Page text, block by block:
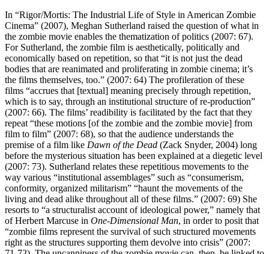
In “Rigor/Mortis: The Industrial Life of Style in American Zombie
Cinema” (2007), Meghan Sutherland raised the question of what in
the zombie movie enables the thematization of politics (2007: 67).
For Sutherland, the zombie film is aesthetically, politically and
economically based on repetition, so that “it is not just the dead
bodies that are reanimated and proliferating in zombie cinema; it’s
the films themselves, too.” (2007: 64) The profileration of these
films “accrues that [textual] meaning precisely through repetition,
which is to say, through an institutional structure of re-production”
(2007: 66). The films’ readibility is facilitated by the fact that they
repeat “these motions [of the zombie and the zombie movie] from
film to film” (2007: 68), so that the audience understands the
premise of a film like Dawn of the Dead (Zack Snyder, 2004) long
before the mysterious situation has been explained at a diegetic level
(2007: 73). Sutherland relates these repetitious movements to the
way various “institutional assemblages” such as “consumerism,
conformity, organized militarism” “haunt the movements of the
living and dead alike throughout all of these films.” (2007: 69) She
resorts to “a structuralist account of ideological power,” namely that
of Herbert Marcuse in One-Dimensional Man, in order to posit that
“zombie films represent the survival of such structured movements
right as the structures supporting them devolve into crisis” (2007: